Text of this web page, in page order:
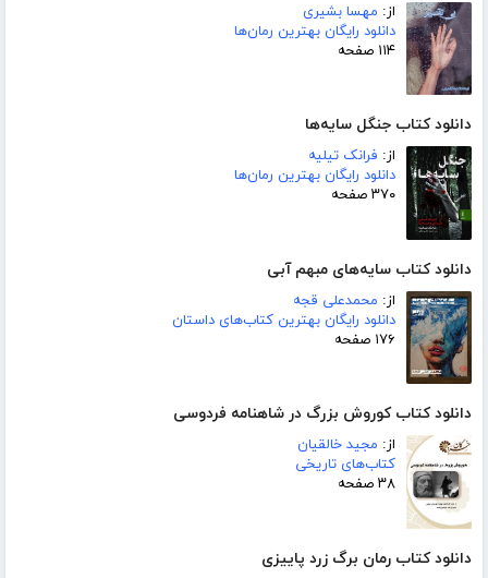
از: مهسا بشیری
دانلود رایگان بهترین رمان‌ها
۱۱۴ صفحه
دانلود کتاب جنگل سایه‌ها
از: فرانک تیلیه
دانلود رایگان بهترین رمان‌ها
۳۷۰ صفحه
دانلود کتاب سایه‌های مبهم آبی
از: محمدعلی قجه
دانلود رایگان بهترین کتاب‌های داستان
۱۷۶ صفحه
دانلود کتاب کوروش بزرگ در شاهنامه فردوسی
از: مجید خالقیان
کتاب‌های تاریخی
۳۸ صفحه
دانلود کتاب رمان برگ زرد پاییزی